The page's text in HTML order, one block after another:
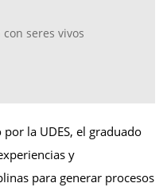
seres vivos
la UDES, el graduado
y
para generar procesos